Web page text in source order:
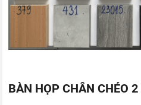
BÀN HỌP CHÂN CHÉO